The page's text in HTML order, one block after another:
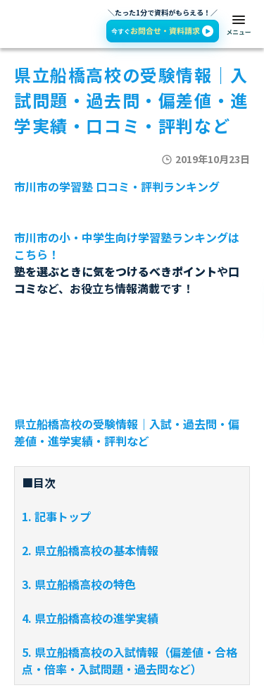
＼たった1分で資料がもらえる！／
県立船橋高校の受験情報｜入
試問題・過去問・偏差値・進
学実績・口コミ・評判など
2019年10月23日
市川市の学習塾 口コミ・評判ランキング
市川市の小・中学生向け学習塾ランキングは
こちら！
塾を選ぶときに気をつけるべきポイントや口
コミなど、お役立ち情報満載です！
県立船橋高校の受験情報｜入試・過去問・偏
差値・進学実績・評判など
■目次
1. 記事トップ
2. 県立船橋高校の基本情報
3. 県立船橋高校の特色
4. 県立船橋高校の進学実績
5. 県立船橋高校の入試情報（偏差値・合格
点・倍率・入試問題・過去問など）